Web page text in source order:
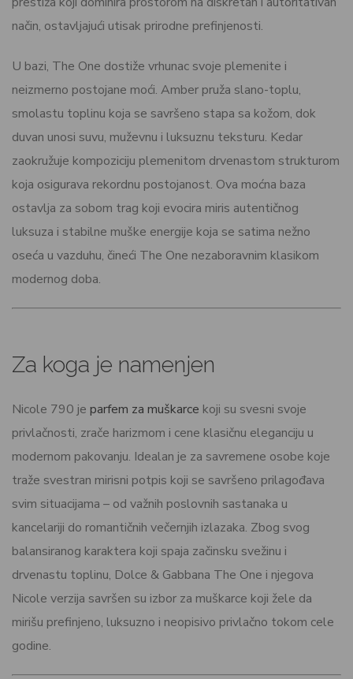
način, ostavljajući utisak prirodne prefinjenosti.
U bazi, The One dostiže vrhunac svoje plemenite i
neizmerno postojane moći. Amber pruža slano-toplu,
smolastu toplinu koja se savršeno stapa sa kožom, dok
duvan unosi suvu, muževnu i luksuznu teksturu. Kedar
zaokružuje kompoziciju plemenitom drvenastom strukturom
koja osigurava rekordnu postojanost. Ova moćna baza
ostavlja za sobom trag koji evocira miris autentičnog
luksuza i stabilne muške energije koja se satima nežno
oseća u vazduhu, čineći The One nezaboravnim klasikom
modernog doba.
Za koga je namenjen
Nicole 790 je parfem za muškarce koji su svesni svoje
privlačnosti, zrače harizmom i cene klasičnu eleganciju u
modernom pakovanju. Idealan je za savremene osobe koje
traže svestran mirisni potpis koji se savršeno prilagođava
svim situacijama – od važnih poslovnih sastanaka u
kancelariji do romantičnih večernjih izlazaka. Zbog svog
balansiranog karaktera koji spaja začinsku svežinu i
drvenastu toplinu, Dolce & Gabbana The One i njegova
Nicole verzija savršen su izbor za muškarce koji žele da
mirišu prefinjeno, luksuzno i neopisivo privlačno tokom cele
godine.